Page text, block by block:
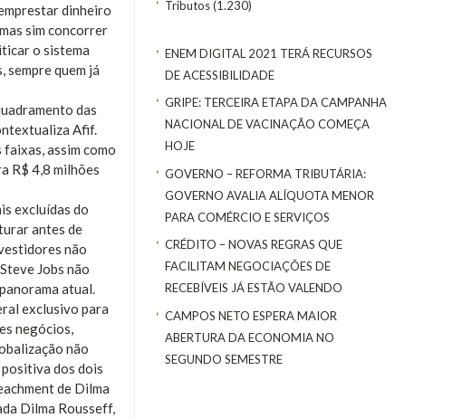
Tributos(1.230)
ENEM DIGITAL 2021 TERÁ RECURSOS
DE ACESSIBILIDADE
GRIPE: TERCEIRA ETAPA DA CAMPANHA
NACIONAL DE VACINAÇÃO COMEÇA
HOJE
GOVERNO – REFORMA TRIBUTÁRIA:
GOVERNO AVALIA ALÍQUOTA MENOR
PARA COMÉRCIO E SERVIÇOS
CRÉDITO – NOVAS REGRAS QUE
FACILITAM NEGOCIAÇÕES DE
RECEBÍVEIS JÁ ESTÃO VALENDO
CAMPOS NETO ESPERA MAIOR
ABERTURA DA ECONOMIA NO
SEGUNDO SEMESTRE
dinheiro
sim concorrer
o sistema
sempre quem já
das
Afif.
assim como
R$ 4,8 milhões
excluídas do
antes de
não
Jobs não
atual.
exclusivo para
negócios,
não
positiva dos dois
de Dilma
Dilma Rousseff,